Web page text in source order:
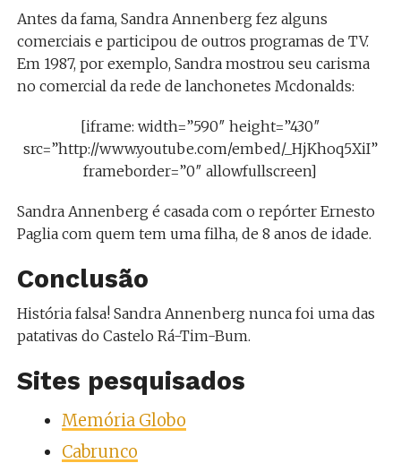
Antes da fama, Sandra Annenberg fez alguns
comerciais e participou de outros programas de TV.
Em 1987, por exemplo, Sandra mostrou seu carisma
no comercial da rede de lanchonetes Mcdonalds:
[iframe: width=”590″ height=”430″
src=”http://www.youtube.com/embed/_HjKhoq5XiI”
frameborder=”0″ allowfullscreen]
Sandra Annenberg é casada com o repórter Ernesto
Paglia com quem tem uma filha, de 8 anos de idade.
Conclusão
História falsa! Sandra Annenberg nunca foi uma das
patativas do Castelo Rá-Tim-Bum.
Sites pesquisados
Memória Globo
Cabrunco